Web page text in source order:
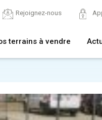
Rejoignez-nous
terrains à vendre